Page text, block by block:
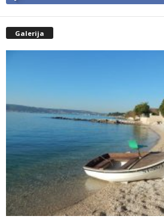
Galerija